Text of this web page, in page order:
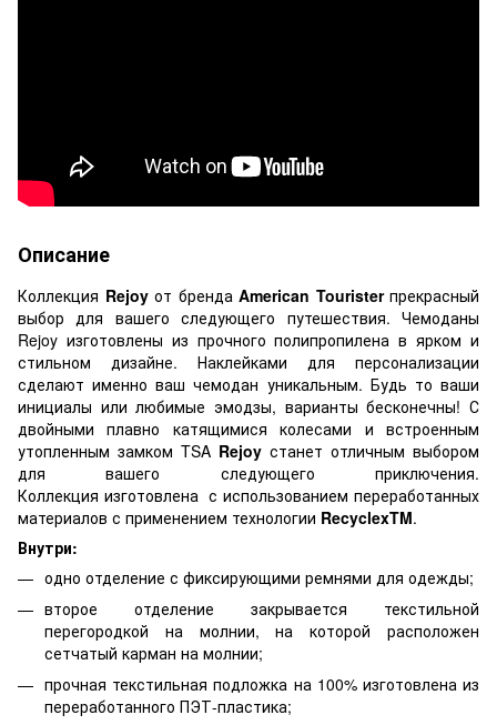
Описание
Коллекция Rejoyот бренда American Tourister прекрасный
выбор для вашего следующего путешествия. Чемоданы
Rejoy изготовлены из прочного полипропилена в ярком и
стильном дизайне. Наклейками для персонализации
сделают именно ваш чемодан уникальным. Будь то ваши
инициалы или любимые эмодзы, варианты бесконечны! С
двойными плавно катящимися колесами и встроенным
утопленным замком TSA Rejoy станет отличным выбором
для вашего следующего приключения.
Коллекция изготовлена с использованием переработанных
материалов с применением технологии RecyclexTM.
Внутри:
одно отделение с фиксирующими ремнями для одежды;
второе отделение закрывается текстильной
перегородкой на молнии, на которой расположен
сетчатый карман на молнии;
прочная текстильная подложка на 100% изготовлена ​​из
переработанного ПЭТ-пластика;